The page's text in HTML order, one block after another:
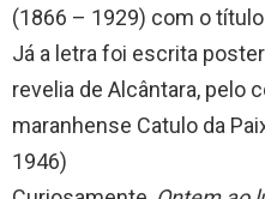
(1866 – 1929) com o
Já a letra foi escrita
revelia de Alcântara, pelo
maranhense Catulo da
1946)